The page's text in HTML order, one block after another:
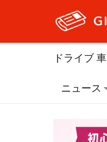
ドライブ 車
ニュース